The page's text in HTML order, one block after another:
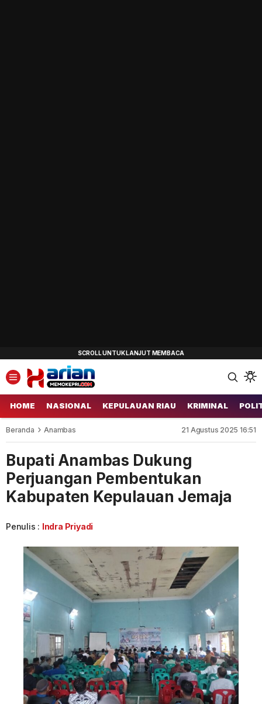
HOME NASIONAL KEPULAUAN RIAU KRIMINAL
Beranda Anambas 21 Agustus 2025 16:51
Bupati Anambas Dukung
Perjuangan Pembentukan
Kabupaten Kepulauan Jemaja
Penulis : Indra Priyadi